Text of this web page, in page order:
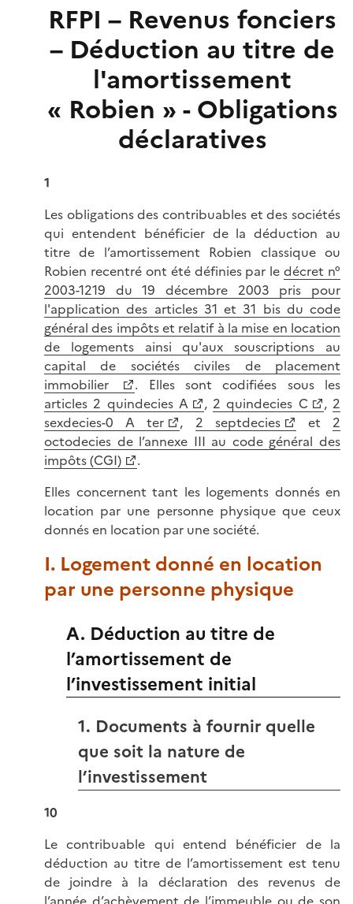
RFPI – Revenus fonciers
– Déduction au titre de
l'amortissement
« Robien » - Obligations
déclaratives
1
Les obligations des contribuables et des sociétés
qui entendent bénéficier de la déduction au
titre de l’amortissement Robien classique ou
Robien recentré ont été définies par ledécret n°
2003-1219 du 19 décembre 2003 pris pour
l'application des articles 31 et 31 bis du code
général des impôts et relatif à la mise en location
de logements ainsi qu'aux souscriptions au
capital de sociétés civiles de placement
immobilier
. Elles sont codifiées sous les
articles 2 quindecies A
, 2 quindecies C , 2
sexdecies-0 A ter
, 2 septdecies et 2
octodecies de l’annexe III au code général des
impôts (CGI)
.
Elles concernent tant les logements donnés en
location par une personne physique que ceux
donnés en location par une société.
I. Logement donné en location
par une personne physique
A. Déduction au titre de
l’amortissement de
l’investissement initial
1. Documents à fournir quelle
que soit la nature de
l’investissement
10
Le contribuable qui entend bénéficier de la
déduction au titre de l’amortissement est tenu
de joindre à la déclaration des revenus de